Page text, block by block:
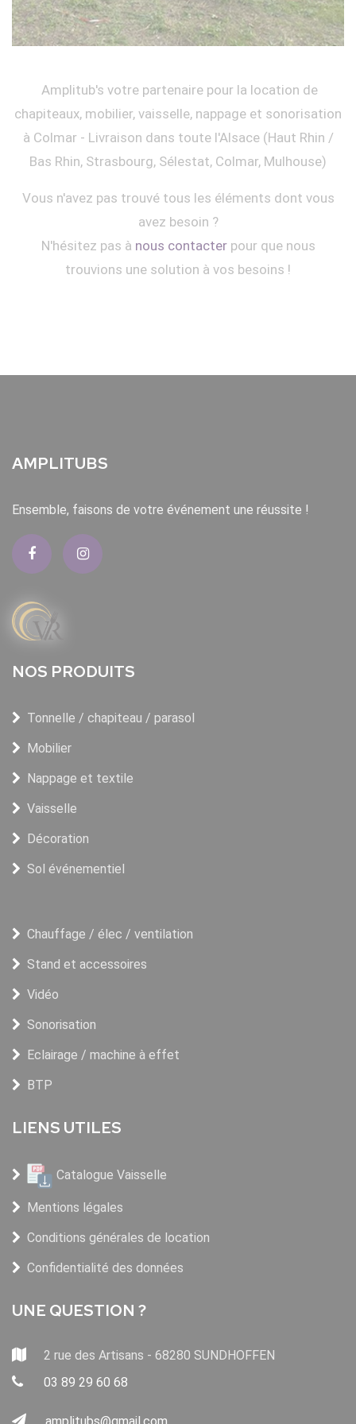
Amplitub's votre partenaire pour la location de
chapiteaux, mobilier, vaisselle, nappage et sonorisation
à Colmar - Livraison dans toute l'Alsace (Haut Rhin /
Bas Rhin, Strasbourg, Sélestat, Colmar, Mulhouse)
Vous n'avez pas trouvé tous les éléments dont vous
avez besoin ?
N'hésitez pas à nous contacterpour que nous
trouvions une solution à vos besoins !
AMPLITUBS
Ensemble, faisons de votre événement une réussite !
NOS PRODUITS
Tonnelle / chapiteau / parasol
Mobilier
Nappage et textile
Vaisselle
Décoration
Sol événementiel
Chauffage / élec / ventilation
Stand et accessoires
Vidéo
Sonorisation
Eclairage / machine à effet
BTP
LIENS UTILES
Catalogue Vaisselle
Mentions légales
Conditions générales de location
Confidentialité des données
UNE QUESTION ?
2 rue des Artisans - 68280 SUNDHOFFEN
03 89 29 60 68